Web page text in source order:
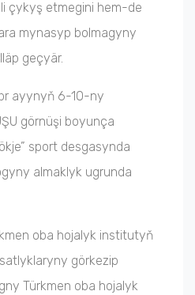
çykyş etmegini hem-de
mynasyp bolmagyny
geçyär.
ayynyň 6-10-ny
görnüşi boyunça
sport desgasynda
almaklyk ugrunda
oba hojalyk institutyň
görkezip
Türkmen oba hojalyk